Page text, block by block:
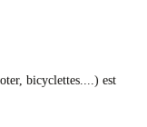
bicyclettes....) est